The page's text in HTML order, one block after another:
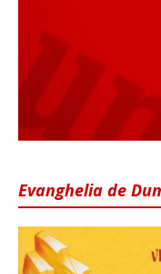
Evanghelia de